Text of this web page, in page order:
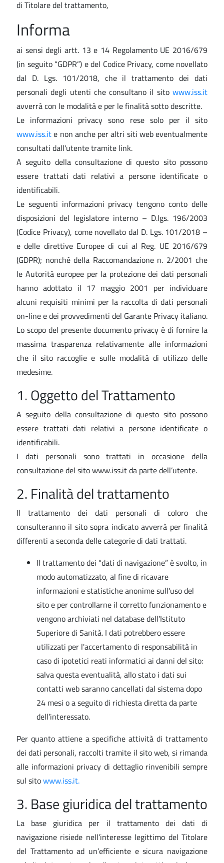
di Titolare del trattamento,
Informa
ai sensi degli artt. 13 e 14 Regolamento UE 2016/679
(in seguito “GDPR”) e del Codice Privacy, come novellato
dal D. Lgs. 101/2018, che il trattamento dei dati
personali degli utenti che consultano il sito www.iss.it
avverrà con le modalità e per le finalità sotto descritte.
Le informazioni privacy sono rese solo per il sito
www.iss.ite non anche per altri siti web eventualmente
consultati dall'utente tramite link.
A seguito della consultazione di questo sito possono
essere trattati dati relativi a persone identificate o
identificabili.
Le seguenti informazioni privacy tengono conto delle
disposizioni del legislatore interno – D.lgs. 196/2003
(Codice Privacy), come novellato dal D. Lgs. 101/2018 –
e delle direttive Europee di cui al Reg. UE 2016/679
(GDPR); nonché della Raccomandazione n. 2/2001 che
le Autorità europee per la protezione dei dati personali
hanno adottato il 17 maggio 2001 per individuare
alcuni requisiti minimi per la raccolta di dati personali
on-line e dei provvedimenti del Garante Privacy italiano.
Lo scopo del presente documento privacy è di fornire la
massima trasparenza relativamente alle informazioni
che il sito raccoglie e sulle modalità di utilizzo delle
medesime.
1. Oggetto del Trattamento
A seguito della consultazione di questo sito possono
essere trattati dati relativi a persone identificate o
identificabili.
I dati personali sono trattati in occasione della
consultazione del sito www.iss.it da parte dell’utente.
2. Finalità del trattamento
Il trattamento dei dati personali di coloro che
consulteranno il sito sopra indicato avverrà per finalità
differenti a seconda delle categorie di dati trattati.
Il trattamento dei “dati di navigazione” è svolto, in
modo automatizzato, al fine di ricavare
informazioni e statistiche anonime sull'uso del
sito e per controllarne il corretto funzionamento e
vengono archiviati nel database dell’Istituto
Superiore di Sanità. I dati potrebbero essere
utilizzati per l'accertamento di responsabilità in
caso di ipotetici reati informatici ai danni del sito:
salva questa eventualità, allo stato i dati sui
contatti web saranno cancellati dal sistema dopo
24 mesi o a seguito di richiesta diretta da parte
dell’interessato.
Per quanto attiene a specifiche attività di trattamento
dei dati personali, raccolti tramite il sito web, si rimanda
alle informazioni privacy di dettaglio rinvenibili sempre
sul sitowww.iss.it.
3. Base giuridica del trattamento
La base giuridica per il trattamento dei dati di
navigazione risiede nell’interesse legittimo del Titolare
del Trattamento ad un’efficiente e sicura navigazione